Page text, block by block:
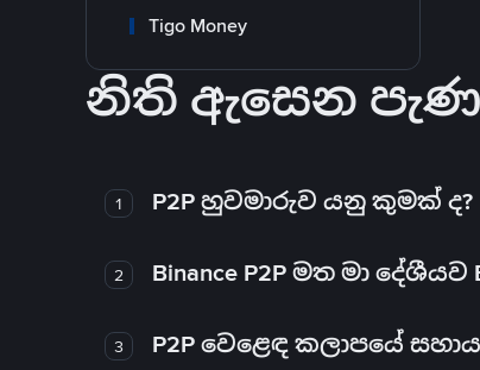
Tigo Money
නිති ඇසෙන පැණ
1 P2P හුවමාරුව යනු කුමක් ද?
2 Binance P2P මත මා
3 P2P වෙළෙඳ කලාපයේ